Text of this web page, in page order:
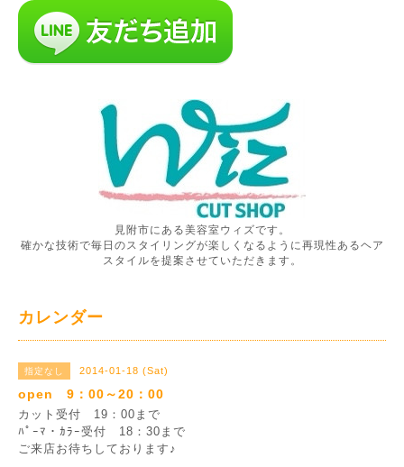
見附市にある美容室ウィズです。
確かな技術で毎日のスタイリングが楽しくなるように再現性あるヘア
スタイルを提案させていただきます。
カレンダー
指定なし 2014-01-18 (Sat)
open 9：00～20：00
カット受付 19：00まで
ﾊﾟｰﾏ・ｶﾗｰ受付 18：30まで
ご来店お待ちしております♪